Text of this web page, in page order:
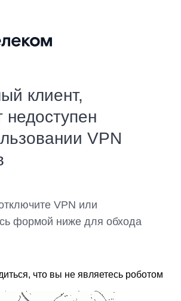
клиент,
недоступен
VPN
VPN или
формой ниже для обхода
что вы не являетесь роботом